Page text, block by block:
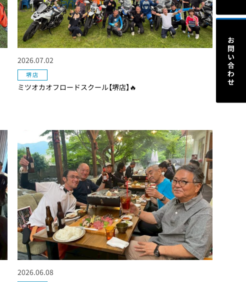
ミツオカオフロードスクール【堺店】🔥
2026.07.02
堺店
2026.06.08